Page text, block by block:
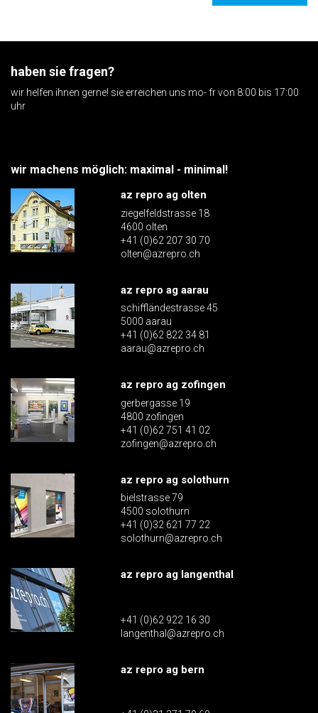
haben sie fragen?
wir helfen ihnen gerne! sie erreichen uns mo- fr von 8:00 bis 17:00
uhr
wir machens möglich: maximal - minimal!
az repro ag olten
ziegelfeldstrasse 18
4600 olten
+41 (0)62 207 30 70
olten@azrepro.ch
az repro ag aarau
schiffländestrasse 45
5000 aarau
+41 (0)62 822 34 81
aarau@azrepro.ch
az repro ag zofingen
gerbergasse 19
4800 zofingen
+41 (0)62 751 41 02
zofingen@azrepro.ch
az repro ag solothurn
bielstrasse 79
4500 solothurn
+41 (0)32 621 77 22
solothurn@azrepro.ch
az repro ag langenthal
+41 (0)62 922 16 30
langenthal@azrepro.ch
az repro ag bern